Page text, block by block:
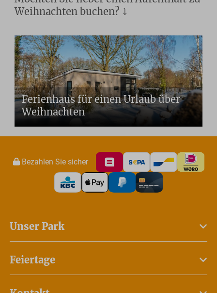
Weihnachten buchen? ⤵
Ferienhaus für einen Urlaub über
Weihnachten
Bezahlen Sie sicher
Unser Park
Feiertage